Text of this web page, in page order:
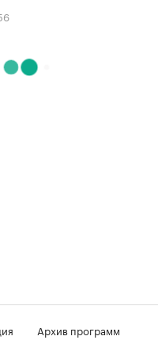
Архив программ